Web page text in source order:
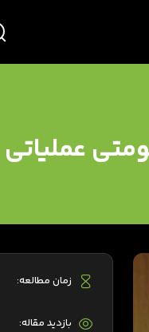
زمان مطالعه:
بازدید مقاله: